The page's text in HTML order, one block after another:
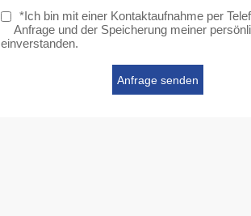
*Ich bin mit einer Kontaktaufnahme per
Anfrage und der Speicherung meiner
einverstanden.